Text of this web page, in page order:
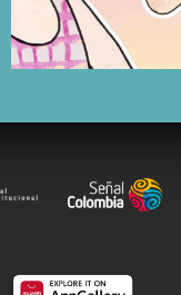
COMPARTIR